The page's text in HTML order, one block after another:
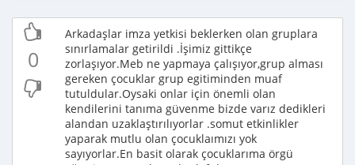
0
Arkadaşlar imza yetkisi beklerken olan gruplara
sınırlamalar getirildi .İşimiz gittikçe
zorlaşıyor.Meb ne yapmaya çalışıyor,grup alması
gereken çocuklar grup egitiminden muaf
tutuldular.Oysaki onlar için önemli olan
kendilerini tanıma güvenme bizde varız dedikleri
alandan uzaklaştırılıyorlar .somut etkinlikler
yaparak mutlu olan çocuklaımızı yok
sayıyorlar.En basit olarak çocuklarıma örgü